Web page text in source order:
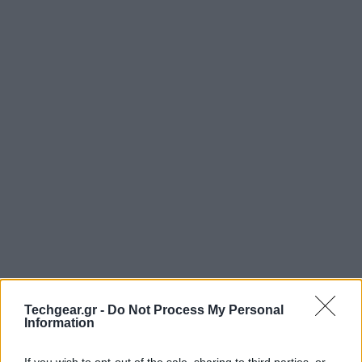
Techgear.gr - Do Not Process My Personal
Information